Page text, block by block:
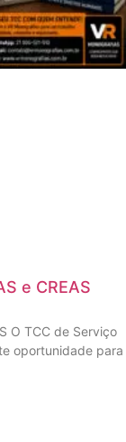
e CREAS
O TCC de Serviço
oportunidade para